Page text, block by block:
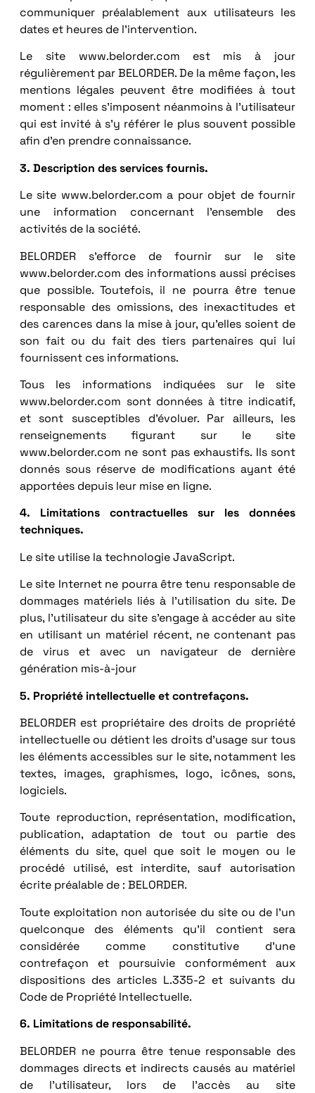
communiquer préalablement aux utilisateurs les
dates et heures de l’intervention.
Le site www.belorder.com est mis à jour
régulièrement par BELORDER. De la même façon, les
mentions légales peuvent être modifiées à tout
moment : elles s’imposent néanmoins à l’utilisateur
qui est invité à s’y référer le plus souvent possible
afin d’en prendre connaissance.
3. Description des services fournis.
Le site www.belorder.com a pour objet de fournir
une information concernant l’ensemble des
activités de la société.
BELORDER s’efforce de fournir sur le site
www.belorder.com des informations aussi précises
que possible. Toutefois, il ne pourra être tenue
responsable des omissions, des inexactitudes et
des carences dans la mise à jour, qu’elles soient de
son fait ou du fait des tiers partenaires qui lui
fournissent ces informations.
Tous les informations indiquées sur le site
www.belorder.com sont données à titre indicatif,
et sont susceptibles d’évoluer. Par ailleurs, les
renseignements figurant sur le site
www.belorder.com ne sont pas exhaustifs. Ils sont
donnés sous réserve de modifications ayant été
apportées depuis leur mise en ligne.
4. Limitations contractuelles sur les données
techniques.
Le site utilise la technologie JavaScript.
Le site Internet ne pourra être tenu responsable de
dommages matériels liés à l’utilisation du site. De
plus, l’utilisateur du site s’engage à accéder au site
en utilisant un matériel récent, ne contenant pas
de virus et avec un navigateur de dernière
génération mis-à-jour
5. Propriété intellectuelle et contrefaçons.
BELORDER est propriétaire des droits de propriété
intellectuelle ou détient les droits d’usage sur tous
les éléments accessibles sur le site, notamment les
textes, images, graphismes, logo, icônes, sons,
logiciels.
Toute reproduction, représentation, modification,
publication, adaptation de tout ou partie des
éléments du site, quel que soit le moyen ou le
procédé utilisé, est interdite, sauf autorisation
écrite préalable de : BELORDER.
Toute exploitation non autorisée du site ou de l’un
quelconque des éléments qu’il contient sera
considérée comme constitutive d’une
contrefaçon et poursuivie conformément aux
dispositions des articles L.335-2 et suivants du
Code de Propriété Intellectuelle.
6. Limitations de responsabilité.
BELORDER ne pourra être tenue responsable des
dommages directs et indirects causés au matériel
de l’utilisateur, lors de l’accès au site